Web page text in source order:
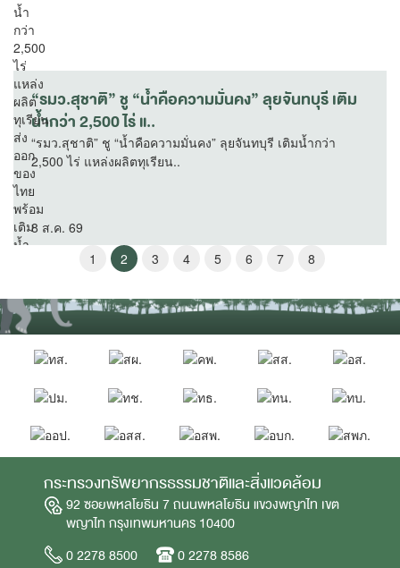
“รมว.สุชาติ” ชู “น้ำคือความมั่นคง” ลุยจันทบุรี เติม
น้ำกว่า 2,500 ไร่ แ..
“รมว.สุชาติ” ชู “น้ำคือความมั่นคง” ลุยจันทบุรี เติมน้ำกว่า
2,500 ไร่ แหล่งผลิตทุเรียน..
8 ส.ค. 69
1
2 3 4 5 6 7 8
กระทรวงทรัพยากรธรรมชาติและสิ่งแวดล้อม
92 ซอยพหลโยธิน 7 ถนนพหลโยธิน แขวงพญาไท เขต
พญาไท กรุงเทพมหานคร 10400
0 2278 8500
0 2278 8586